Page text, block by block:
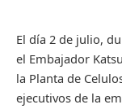
El día 2 de julio,
el Embajador
la Planta de
ejecutivos de la